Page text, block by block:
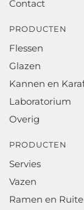
Contact
PRODUCTEN
Flessen
Glazen
Kannen en
Laboratorium
Overig
PRODUCTEN
Servies
Vazen
Ramen en